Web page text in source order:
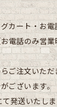
カート・お
電話のみ営
ご注文いた
ございます。
発送いたし